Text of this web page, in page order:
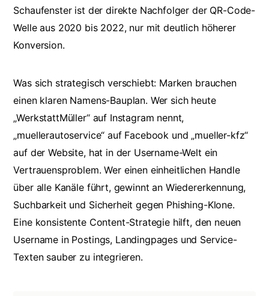
Schaufenster ist der direkte Nachfolger der QR-Code-
Welle aus 2020 bis 2022, nur mit deutlich höherer
Konversion.
Was sich strategisch verschiebt: Marken brauchen
einen klaren Namens-Bauplan. Wer sich heute
„WerkstattMüller“ auf Instagram nennt,
„muellerautoservice“ auf Facebook und „mueller-kfz“
auf der Website, hat in der Username-Welt ein
Vertrauensproblem. Wer einen einheitlichen Handle
über alle Kanäle führt, gewinnt an Wiedererkennung,
Suchbarkeit und Sicherheit gegen Phishing-Klone.
Eine konsistente Content-Strategiehilft, den neuen
Username in Postings, Landingpages und Service-
Texten sauber zu integrieren.